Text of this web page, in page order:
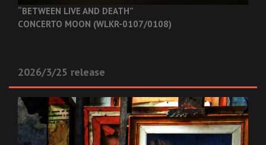
“BETWEEN LIVE AND DEATH”
CONCERTO MOON (WLKR-0107/0108)
2026/3/25 release